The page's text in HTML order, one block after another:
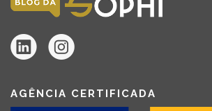
AGÊNCIA CERTIFICADA